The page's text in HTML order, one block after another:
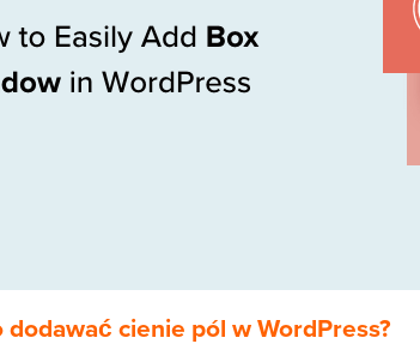
dodawać cienie pól w WordPress?